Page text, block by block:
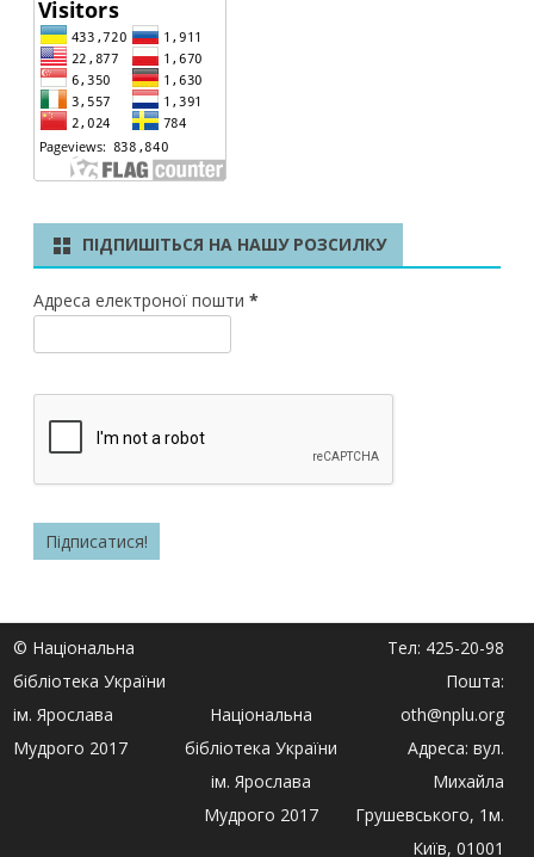
ПІДПИШІТЬСЯ НА НАШУ РОЗСИЛКУ
Адреса електроної пошти *
© Національна
бібліотека України
ім. Ярослава
Мудрого 2017
Національна
бібліотека України
ім. Ярослава
Мудрого 2017
Тел: 425-20-98
Пошта:
oth@nplu.org
Адреса: вул.
Михайла
Грушевського, 1м.
Київ, 01001